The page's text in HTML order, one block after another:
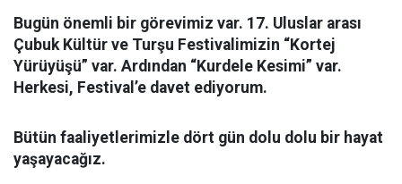
Bugün önemli bir görevimiz var. 17. Uluslar arası
Çubuk Kültür ve Turşu Festivalimizin “Kortej
Yürüyüşü” var. Ardından “Kurdele Kesimi” var.
Herkesi, Festival’e davet ediyorum.
Bütün faaliyetlerimizle dört gün dolu dolu bir hayat
yaşayacağız.